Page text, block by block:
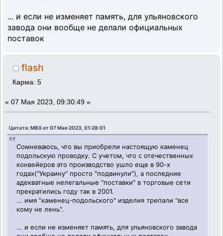
... и если не изменяет память, для ульяновского
завода они вообще не делали официальных
поставок
flash
Карма: 5
« 07 Мая 2023, 09:30:49 »
Цитата: MBX от 07 Мая 2023, 01:28:01
Сомневаюсь, что вы приобрели настоящую каменец
подольскую проводку. С учетом, что с отечественных
конвейеров это производство ушло еще в 90-х
годах("Украину" просто "подвинули"), а последние
адекватные нелегальные "поставки" в торговые сети
прекратились году так в 2001.
... имя "каменец-подольского" изделия трепали "все
кому не лень".
... и если не изменяет память, для ульяновского завода